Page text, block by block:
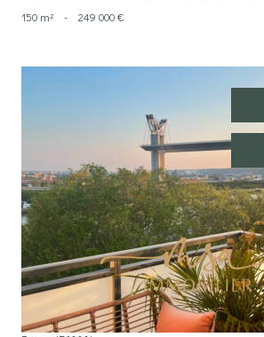
150 m² - 249 000 €
voir le bien